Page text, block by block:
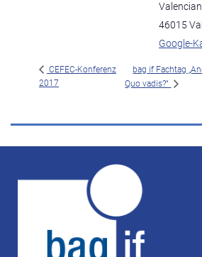
46015
Google-
CEFEC-Konferenz
2017
bag if Fachtag
Quo vadis?“